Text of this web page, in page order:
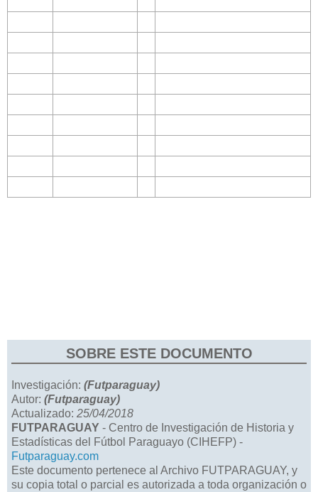
SOBRE ESTE DOCUMENTO
Investigación: (Futparaguay)
Autor: (Futparaguay)
Actualizado: 25/04/2018
FUTPARAGUAY - Centro de Investigación de Historia y
Estadísticas del Fútbol Paraguayo (CIHEFP) -
Futparaguay.com
Este documento pertenece al Archivo FUTPARAGUAY, y
su copia total o parcial es autorizada a toda organización o